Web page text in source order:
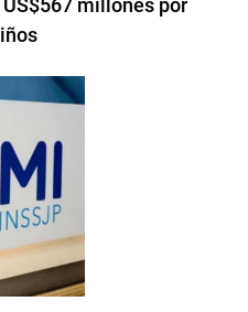
millones por